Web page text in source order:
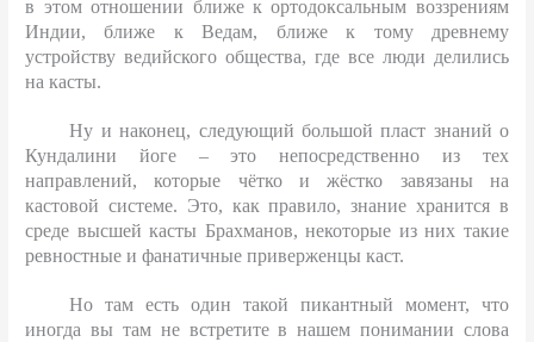
в этом отношении ближе к ортодоксальным воззрениям
Индии, ближе к Ведам, ближе к тому древнему
устройству ведийского общества, где все люди делились
на касты.
Ну и наконец, следующий большой пласт знаний о
Кундалини йоге – это непосредственно из тех
направлений, которые чётко и жёстко завязаны на
кастовой системе. Это, как правило, знание хранится в
среде высшей касты Брахманов, некоторые из них такие
ревностные и фанатичные приверженцы каст.
Но там есть один такой пикантный момент, что
иногда вы там не встретите в нашем понимании слова